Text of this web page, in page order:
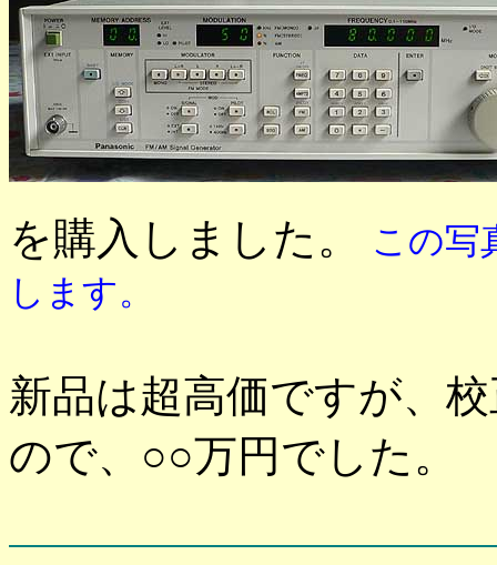
を購入しました。
この写
します。
新品は超高価ですが、
ので、○○万円でした。